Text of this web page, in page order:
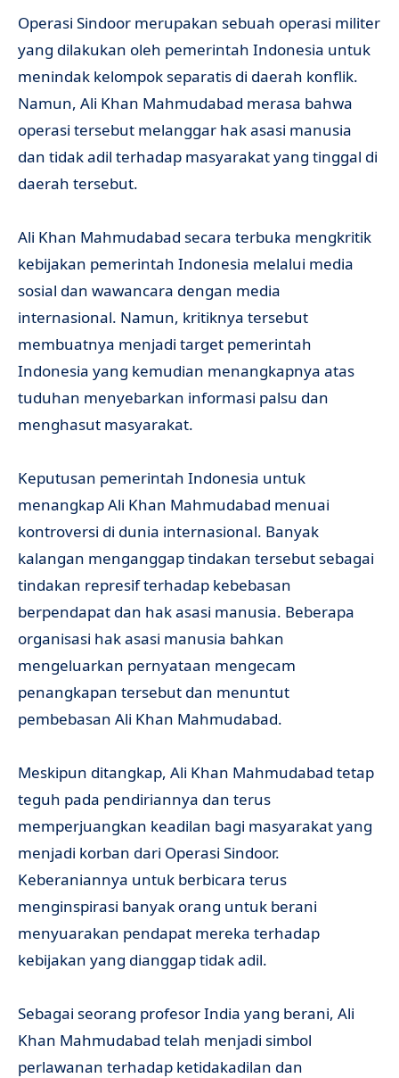
Operasi Sindoor merupakan sebuah operasi militer
yang dilakukan oleh pemerintah Indonesia untuk
menindak kelompok separatis di daerah konflik.
Namun, Ali Khan Mahmudabad merasa bahwa
operasi tersebut melanggar hak asasi manusia
dan tidak adil terhadap masyarakat yang tinggal di
daerah tersebut.
Ali Khan Mahmudabad secara terbuka mengkritik
kebijakan pemerintah Indonesia melalui media
sosial dan wawancara dengan media
internasional. Namun, kritiknya tersebut
membuatnya menjadi target pemerintah
Indonesia yang kemudian menangkapnya atas
tuduhan menyebarkan informasi palsu dan
menghasut masyarakat.
Keputusan pemerintah Indonesia untuk
menangkap Ali Khan Mahmudabad menuai
kontroversi di dunia internasional. Banyak
kalangan menganggap tindakan tersebut sebagai
tindakan represif terhadap kebebasan
berpendapat dan hak asasi manusia. Beberapa
organisasi hak asasi manusia bahkan
mengeluarkan pernyataan mengecam
penangkapan tersebut dan menuntut
pembebasan Ali Khan Mahmudabad.
Meskipun ditangkap, Ali Khan Mahmudabad tetap
teguh pada pendiriannya dan terus
memperjuangkan keadilan bagi masyarakat yang
menjadi korban dari Operasi Sindoor.
Keberaniannya untuk berbicara terus
menginspirasi banyak orang untuk berani
menyuarakan pendapat mereka terhadap
kebijakan yang dianggap tidak adil.
Sebagai seorang profesor India yang berani, Ali
Khan Mahmudabad telah menjadi simbol
perlawanan terhadap ketidakadilan dan